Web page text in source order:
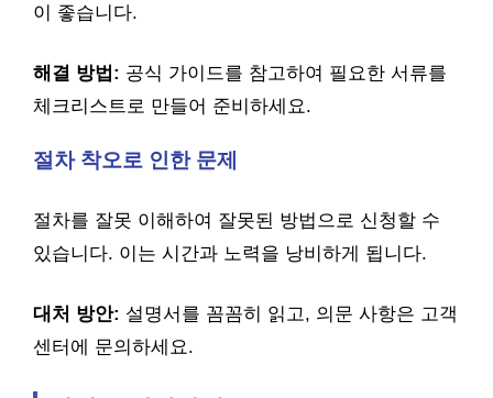
이 좋습니다.
해결 방법: 공식 가이드를 참고하여 필요한 서류를
체크리스트로 만들어 준비하세요.
절차 착오로 인한 문제
절차를 잘못 이해하여 잘못된 방법으로 신청할 수
있습니다. 이는 시간과 노력을 낭비하게 됩니다.
대처 방안: 설명서를 꼼꼼히 읽고, 의문 사항은 고객
센터에 문의하세요.